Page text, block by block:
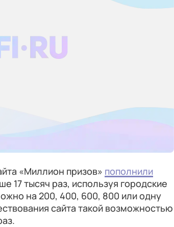
«Миллион призов» пополнили
17 тысяч раз, используя городские
на 200, 400, 600, 800 или одну
сайта такой возможностью